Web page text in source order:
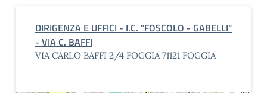
DIRIGENZA E UFFICI - I.C. "FOSCOLO - GABELLI"
- VIA C. BAFFI
VIA CARLO BAFFI 2/4 FOGGIA 71121 FOGGIA